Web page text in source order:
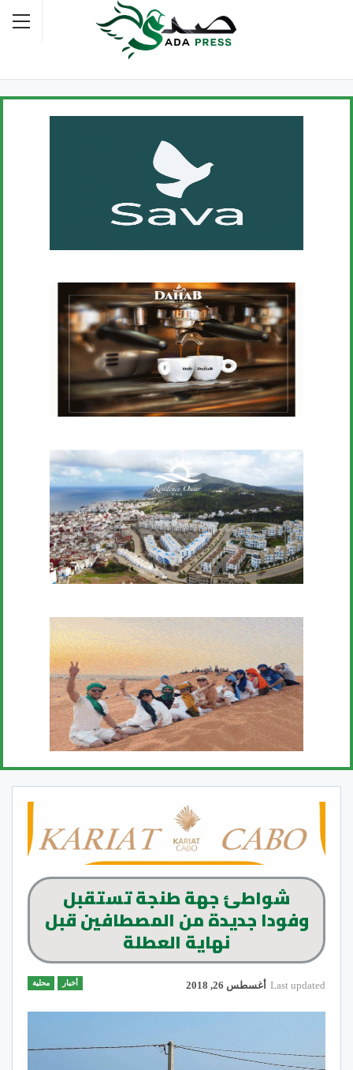
شواطئ جهة طنجة تستقبل
وفودا جديدة من المصطافين قبل
نهاية العطلة
أخبار محلية Last updated أغسطس 26, 2018